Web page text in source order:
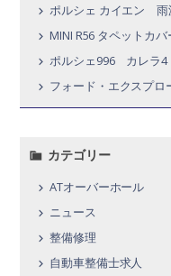
ポルシェ カイエン 雨
MINI R56 タペットカ
ポルシェ996 カレラ
フォード・エクスプ
カテゴリー
ATオーバーホール
ニュース
整備修理
自動車整備士求人